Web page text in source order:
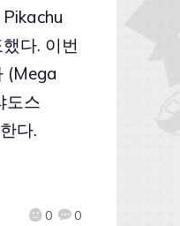
0 0
다. 이번
(Mega
도스
다.